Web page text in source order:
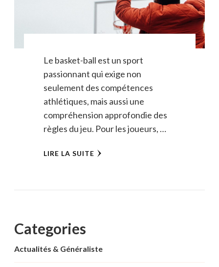
Le basket-ball est un sport
passionnant qui exige non
seulement des compétences
athlétiques, mais aussi une
compréhension approfondie des
règles du jeu. Pour les joueurs, …
LIRE LA SUITE
Categories
Actualités & Généraliste